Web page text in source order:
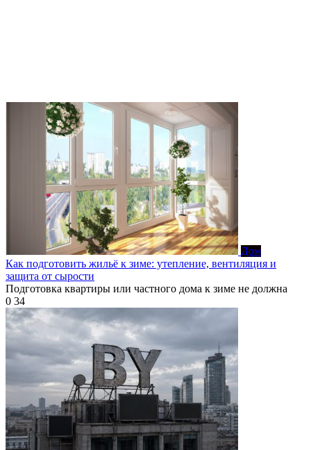
Дом
Как подготовить жильё к зиме: утепление, вентиляция и
защита от сырости
Подготовка квартиры или частного дома к зиме не должна
0 34